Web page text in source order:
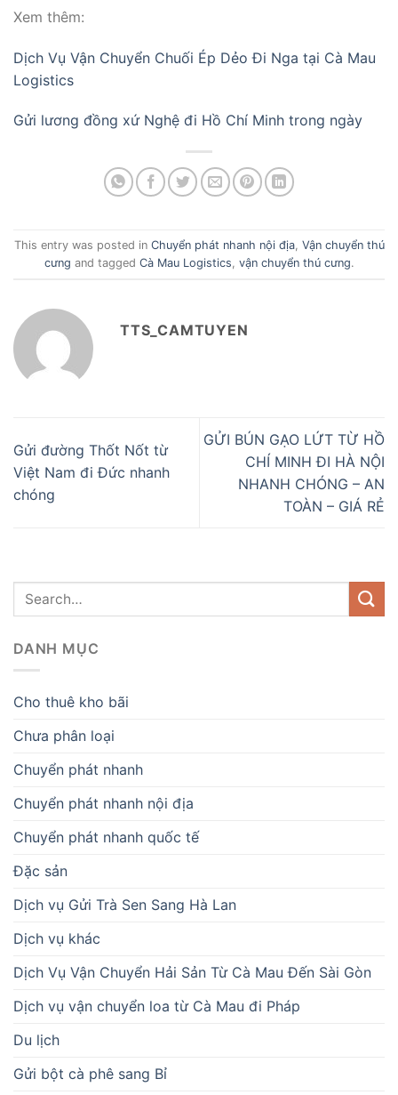
Xem thêm:
Dịch Vụ Vận Chuyển Chuối Ép Dẻo Đi Nga tại Cà Mau
Logistics
Gửi lương đồng xứ Nghệ đi Hồ Chí Minh trong ngày
This entry was posted in Chuyển phát nhanh nội địa, Vận chuyển thú
cưng and tagged Cà Mau Logistics vận chuyển thú cưng.
TTS_CAMTUYEN
Gửi đường Thốt Nốt từ
Việt Nam đi Đức nhanh
chóng
GỬI BÚN GẠO LỨT TỪ HỒ
CHÍ MINH ĐI HÀ NỘI
NHANH CHÓNG – AN
TOÀN – GIÁ RẺ
DANH MỤC
Cho thuê kho bãi
Chưa phân loại
Chuyển phát nhanh
Chuyển phát nhanh nội địa
Chuyển phát nhanh quốc tế
Đặc sản
Dịch vụ Gửi Trà Sen Sang Hà Lan
Dịch vụ khác
Dịch Vụ Vận Chuyển Hải Sản Từ Cà Mau Đến Sài Gòn
Dịch vụ vận chuyển loa từ Cà Mau đi Pháp
Du lịch
Gửi bột cà phê sang Bỉ